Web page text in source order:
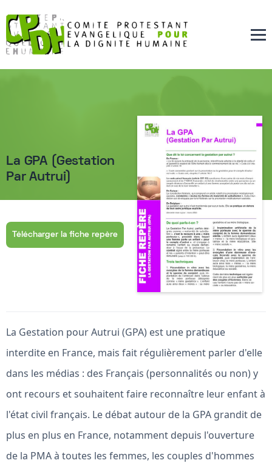
La GPA (Gestation
Par Autrui)
Télécharger la fiche repère
La Gestation pour Autrui (GPA) est une pratique
interdite en France, mais fait régulièrement parler d'elle
dans les médias : des Français (personnalités ou non) y
ont recours et souhaitent faire reconnaître leur enfant à
l'état civil français. Le débat autour de la GPA grandit de
plus en plus en France, notamment depuis l'ouverture
de la PMA à toutes les femmes, les couples d'hommes